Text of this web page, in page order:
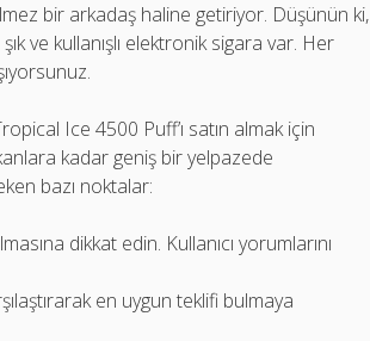
bir arkadaş haline getiriyor. Düşünün ki,
ve kullanışlı elektronik sigara var. Her
Ice 4500 Puff’ı satın almak için
kadar geniş bir yelpazede
bazı noktalar:
dikkat edin. Kullanıcı yorumlarını
en uygun teklifi bulmaya